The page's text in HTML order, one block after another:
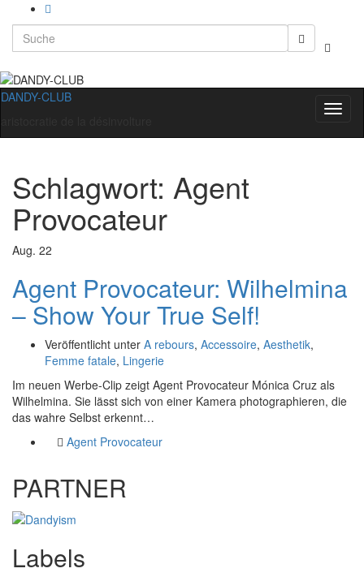
Search
for:
DANDY-CLUB
Schlagwort: Agent
Provocateur
Aug. 22
Agent Provocateur: Wilhelmina
– Show Your True Self!
Veröffentlicht unter A rebours, Accessoire, Aesthetik,
Femme fatale, Lingerie
Im neuen Werbe-Clip zeigt Agent Provocateur Mónica Cruz als
Wilhelmina. Sie lässt sich von einer Kamera photographieren, die
das wahre Selbst erkennt…
Agent Provocateur
PARTNER
Labels